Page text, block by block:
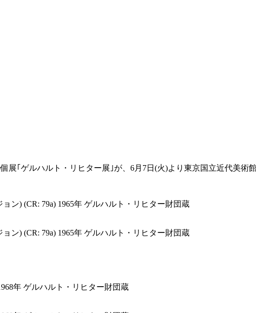
展｢ゲルハルト・リヒター展｣が、6月7日(火)より東京国立近代美術
ン) (CR: 79a) 1965年 ゲルハルト・リヒター財団蔵
ン) (CR: 79a) 1965年 ゲルハルト・リヒター財団蔵
年 ゲルハルト・リヒター財団蔵